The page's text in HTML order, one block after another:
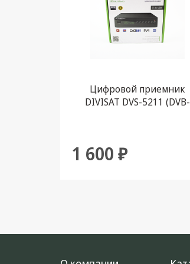
Цифровой приемник
DIVISAT DVS-5211 (DVB-
1 600 ₽